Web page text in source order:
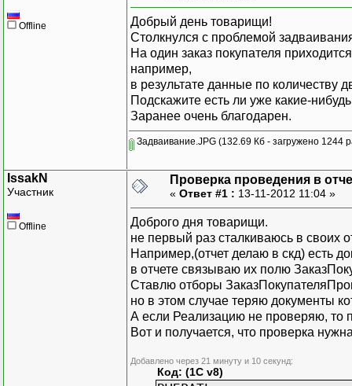
Offline
Добрый день товарищи!
Столкнулся с проблемой
На один заказ покупателя
например,
в результате данные по количеству
Подскажите есть ли уже какие-
Заранее очень благодарен.
Задваивание.JPG (132.69 Кб - загружено 1244
IssakN
Участник
Offline
Проверка проведения в
« Ответ #1 : 13-11-2012 11:04 »
Доброго дня товарищи.
не первый раз сталкиваюсь в своих
Например,(отчет делаю в скд) есть
в отчете связываю их полю
Ставлю отборы
но в этом случае теряю документы
А если Реализацию не проверяю, то
Вот и получается, что проверка
Добавлено через 21 минуту и 10 секунд:
Код: (1C v8)